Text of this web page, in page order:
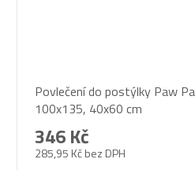
Povlečení do postýlky Paw
100x135, 40x60 cm
285,95 Kč bez DPH
346 Kč